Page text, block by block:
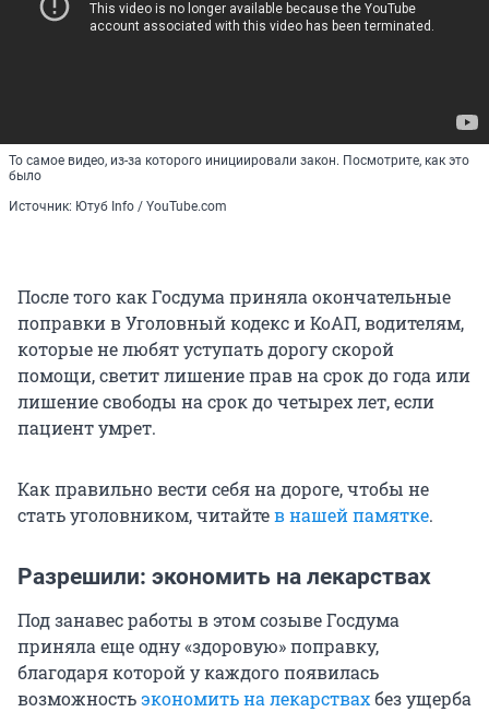
То самое видео, из-за которого инициировали закон. Посмотрите, как это
было
Источник: Ютуб Info / YouTube.com
После того как Госдума приняла окончательные
поправки в Уголовный кодекс и КоАП, водителям,
которые не любят уступать дорогу скорой
помощи, светит лишение прав на срок до года или
лишение свободы на срок до четырех лет, если
пациент умрет.
Как правильно вести себя на дороге, чтобы не
стать уголовником, читайтев нашей памятке.
Разрешили: экономить на лекарствах
Под занавес работы в этом созыве Госдума
приняла еще одну «здоровую» поправку,
благодаря которой у каждого появилась
возможностьэкономить на лекарствахбез ущерба